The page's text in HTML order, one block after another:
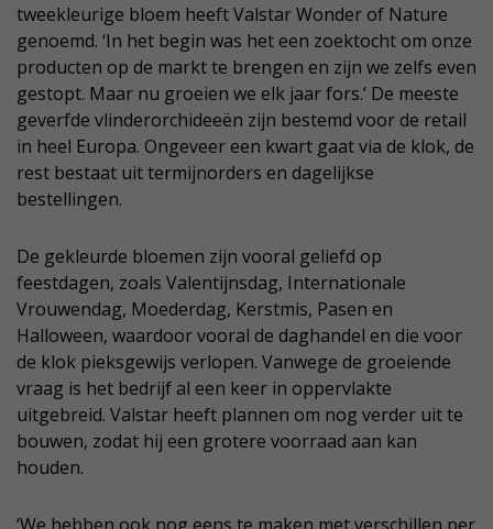
tweekleurige bloem heeft Valstar Wonder of Nature
genoemd. ‘In het begin was het een zoektocht om onze
producten op de markt te brengen en zijn we zelfs even
gestopt. Maar nu groeien we elk jaar fors.’ De meeste
geverfde vlinderorchideeën zijn bestemd voor de retail
in heel Europa. Ongeveer een kwart gaat via de klok, de
rest bestaat uit termijnorders en dagelijkse
bestellingen.
De gekleurde bloemen zijn vooral geliefd op
feestdagen, zoals Valentijnsdag, Internationale
Vrouwendag, Moederdag, Kerstmis, Pasen en
Halloween, waardoor vooral de daghandel en die voor
de klok pieksgewijs verlopen. Vanwege de groeiende
vraag is het bedrijf al een keer in oppervlakte
uitgebreid. Valstar heeft plannen om nog verder uit te
bouwen, zodat hij een grotere voorraad aan kan
houden.